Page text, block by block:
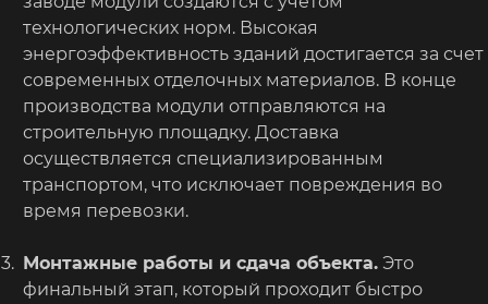
технологических норм. Высокая
энергоэффективность зданий достигается за счет
современных отделочных материалов. В конце
производства модули отправляются на
строительную площадку. Доставка
осуществляется специализированным
транспортом, что исключает повреждения во
время перевозки.
Монтажные работы и сдача объекта. Это
финальный этап, который проходит быстро